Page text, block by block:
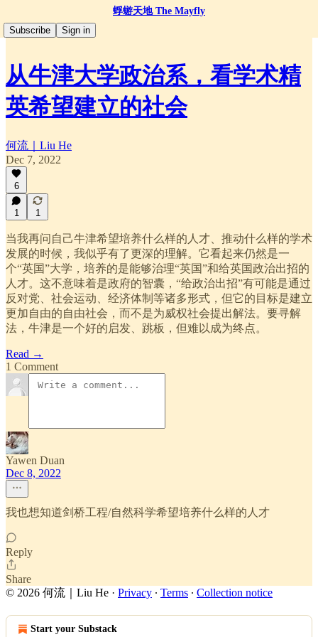
蜉蝣天地 The Mayfly
Subscribe
Sign in
从牛津大学政治系，看学术精
英希望建立的社会
何流｜Liu He
Dec 7, 2022
6
1 1
当我再问自己牛津希望培养什么样的人才、推动什么样的学术
发展的时候，我似乎有了更深的理解。它看起来仍然是一
个“英国”大学，培养的是能够治理“英国”和给英国政治出招的
人才。这不意味着是政府的智囊，“给政治出招”有可能是通过
反对党、社会运动、经济体制等诸多形式，但它的目标是建立
更加自由的自由社会，而不是为威权社会提出解法。要寻解
法，牛津是一个好的启发、跳板，但难以成为终点。
Read →
1 Comment
Yawen Duan
Dec 8, 2022
我也想知道剑桥工程/自然科学希望培养什么样的人才
Reply
Share
© 2026 何流｜Liu He · Privacy ∙ Terms ∙ Collection notice
Start your Substack